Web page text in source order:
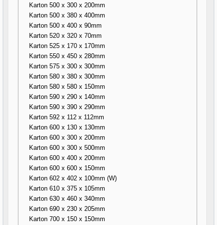
Karton 500 x 300 x 200mm
Karton 500 x 380 x 400mm
Karton 500 x 400 x 90mm
Karton 520 x 320 x 70mm
Karton 525 x 170 x 170mm
Karton 550 x 450 x 280mm
Karton 575 x 300 x 300mm
Karton 580 x 380 x 300mm
Karton 580 x 580 x 150mm
Karton 590 x 290 x 140mm
Karton 590 x 390 x 290mm
Karton 592 x 112 x 112mm
Karton 600 x 130 x 130mm
Karton 600 x 300 x 200mm
Karton 600 x 300 x 500mm
Karton 600 x 400 x 200mm
Karton 600 x 600 x 150mm
Karton 602 x 402 x 100mm (W)
Karton 610 x 375 x 105mm
Karton 630 x 460 x 340mm
Karton 690 x 230 x 205mm
Karton 700 x 150 x 150mm